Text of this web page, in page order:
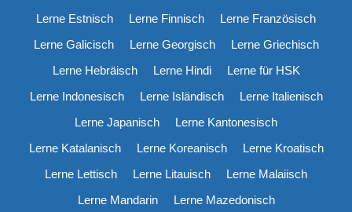
Lerne Estnisch
Lerne Finnisch
Lerne Französisch
Lerne Galicisch
Lerne Georgisch
Lerne Griechisch
Lerne Hebräisch
Lerne Hindi
Lerne für HSK
Lerne Indonesisch
Lerne Isländisch
Lerne Italienisch
Lerne Japanisch
Lerne Kantonesisch
Lerne Katalanisch
Lerne Koreanisch
Lerne Kroatisch
Lerne Lettisch
Lerne Litauisch
Lerne Malaiisch
Lerne Mandarin
Lerne Mazedonisch